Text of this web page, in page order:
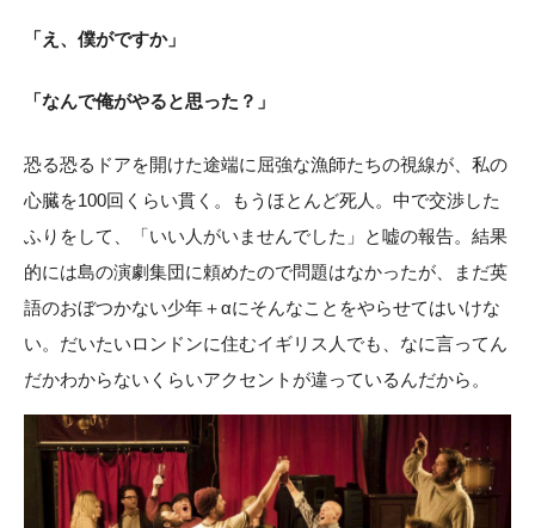
「え、僕がですか」
「なんで俺がやると思った？」
恐る恐るドアを開けた途端に屈強な漁師たちの視線が、私の
心臓を100回くらい貫く。もうほとんど死人。中で交渉した
ふりをして、「いい人がいませんでした」と嘘の報告。結果
的には島の演劇集団に頼めたので問題はなかったが、まだ英
語のおぼつかない少年＋αにそんなことをやらせてはいけな
い。だいたいロンドンに住むイギリス人でも、なに言ってん
だかわからないくらいアクセントが違っているんだから。